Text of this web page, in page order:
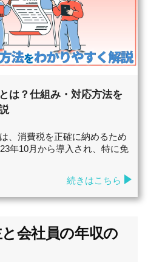
は？仕組み・対応方法を
、消費税を正確に納めるため
年10月から導入され、特に免
続きはこちら
会社員の年収の